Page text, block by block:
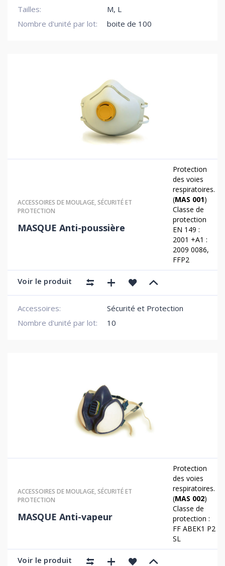
Tailles:
M, L
Nombre d'unité par lot:
boite de 100
ACCESSOIRES DE MOULAGE,SÉCURITÉ ET
PROTECTION
MASQUE Anti-poussière
Protection
des voies
respiratoires.
(MAS 001)
Classe de
protection
EN 149 :
2001 +A1 :
2009 0086,
FFP2
Voir le produit
Accessoires:
Sécurité et Protection
Nombre d'unité par lot:
10
ACCESSOIRES DE MOULAGE,SÉCURITÉ ET
PROTECTION
MASQUE Anti-vapeur
Protection
des voies
respiratoires.
(MAS 002)
Classe de
protection :
FF ABEK1 P2
SL
Voir le produit